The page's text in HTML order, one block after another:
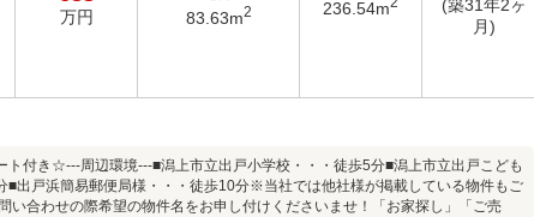
万円
83.63m2 236.54m
(築31年2ヶ
月)
付き☆---周辺環境---■潟上市立出戸小学校・・・徒歩5分■潟上市立出戸こども
出戸浜簡易郵便局様・・・徒歩10分※当社では他社様が掲載している物件もご
合わせの際希望の物件名をお申し付けくださいませ！「お家探し」「ご売